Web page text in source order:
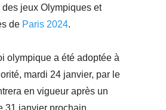
des jeux Olympiques et
de Paris 2024.
olympique a été adoptée à
mardi 24 janvier, par le
en vigueur après un
31 janvier prochain.